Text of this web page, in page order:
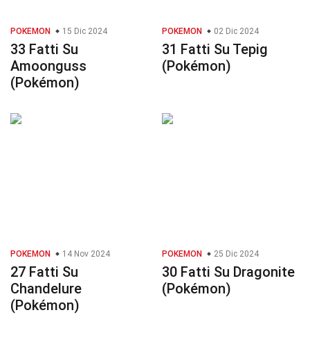
POKEMON 15 Dic 2024
33 Fatti Su
Amoonguss
(Pokémon)
POKEMON 02 Dic 2024
31 Fatti Su Tepig
(Pokémon)
POKEMON 14 Nov 2024
27 Fatti Su
Chandelure
(Pokémon)
POKEMON 25 Dic 2024
30 Fatti Su Dragonite
(Pokémon)